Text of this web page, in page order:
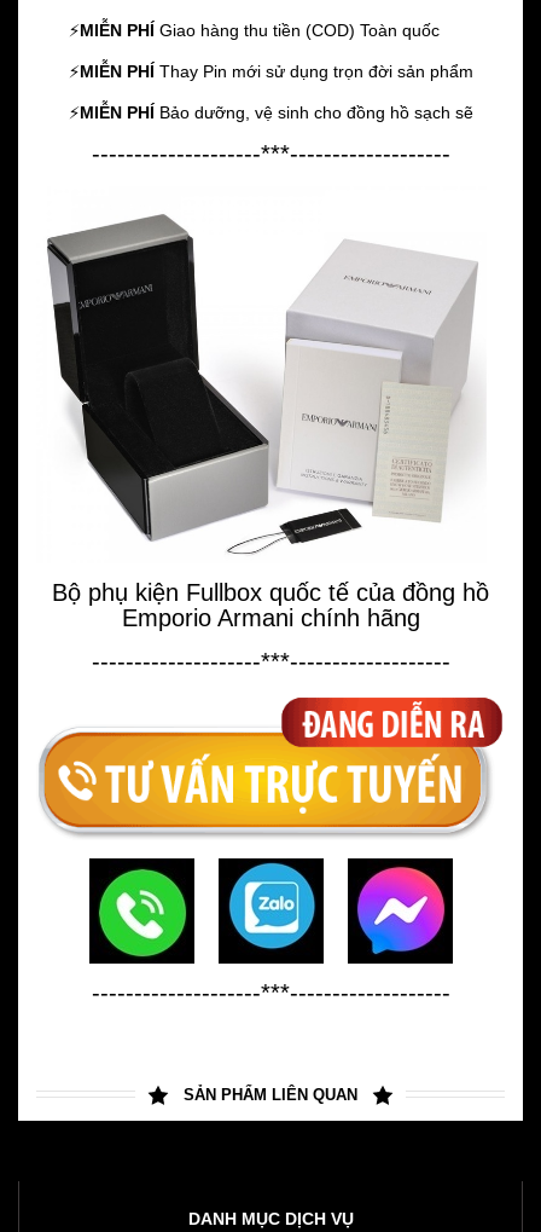
⚡️MIỄN PHÍ Giao hàng thu tiền (COD) Toàn quốc
⚡️MIỄN PHÍ Thay Pin mới sử dụng trọn đời sản phẩm
⚡️MIỄN PHÍ Bảo dưỡng, vệ sinh cho đồng hồ sạch sẽ
--------------------***-------------------
Bộ phụ kiện Fullbox quốc tế của đồng hồ
Emporio Armani chính hãng
--------------------***-------------------
--------------------***-------------------
SẢN PHẨM LIÊN QUAN
DANH MỤC DỊCH VỤ